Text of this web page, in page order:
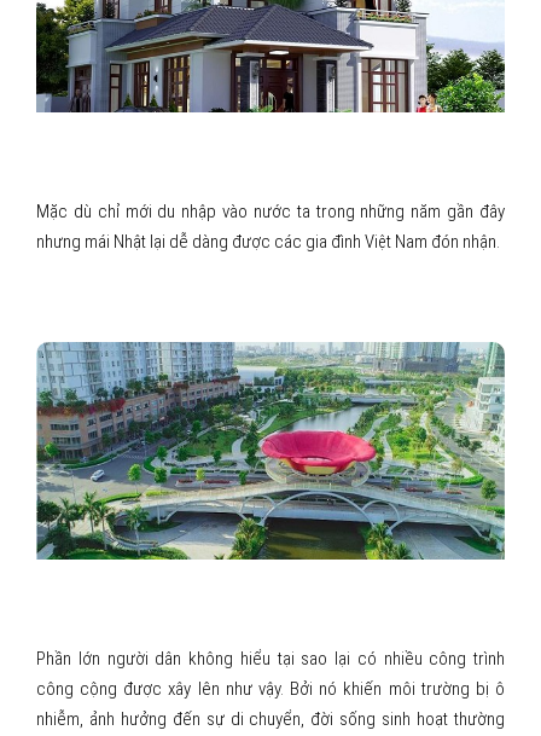
Mặc dù chỉ mới du nhập vào nước ta trong những năm gần đây
nhưng mái Nhật lại dễ dàng được các gia đình Việt Nam đón nhận.
Phần lớn người dân không hiểu tại sao lại có nhiều công trình
công cộng được xây lên như vậy. Bởi nó khiến môi trường bị ô
nhiễm, ảnh hưởng đến sự di chuyển, đời sống sinh hoạt thường